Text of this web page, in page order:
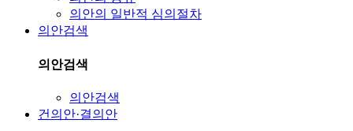
의안의 일반적 심의절차
의안검색
의안검색
의안검색
건의안·결의안